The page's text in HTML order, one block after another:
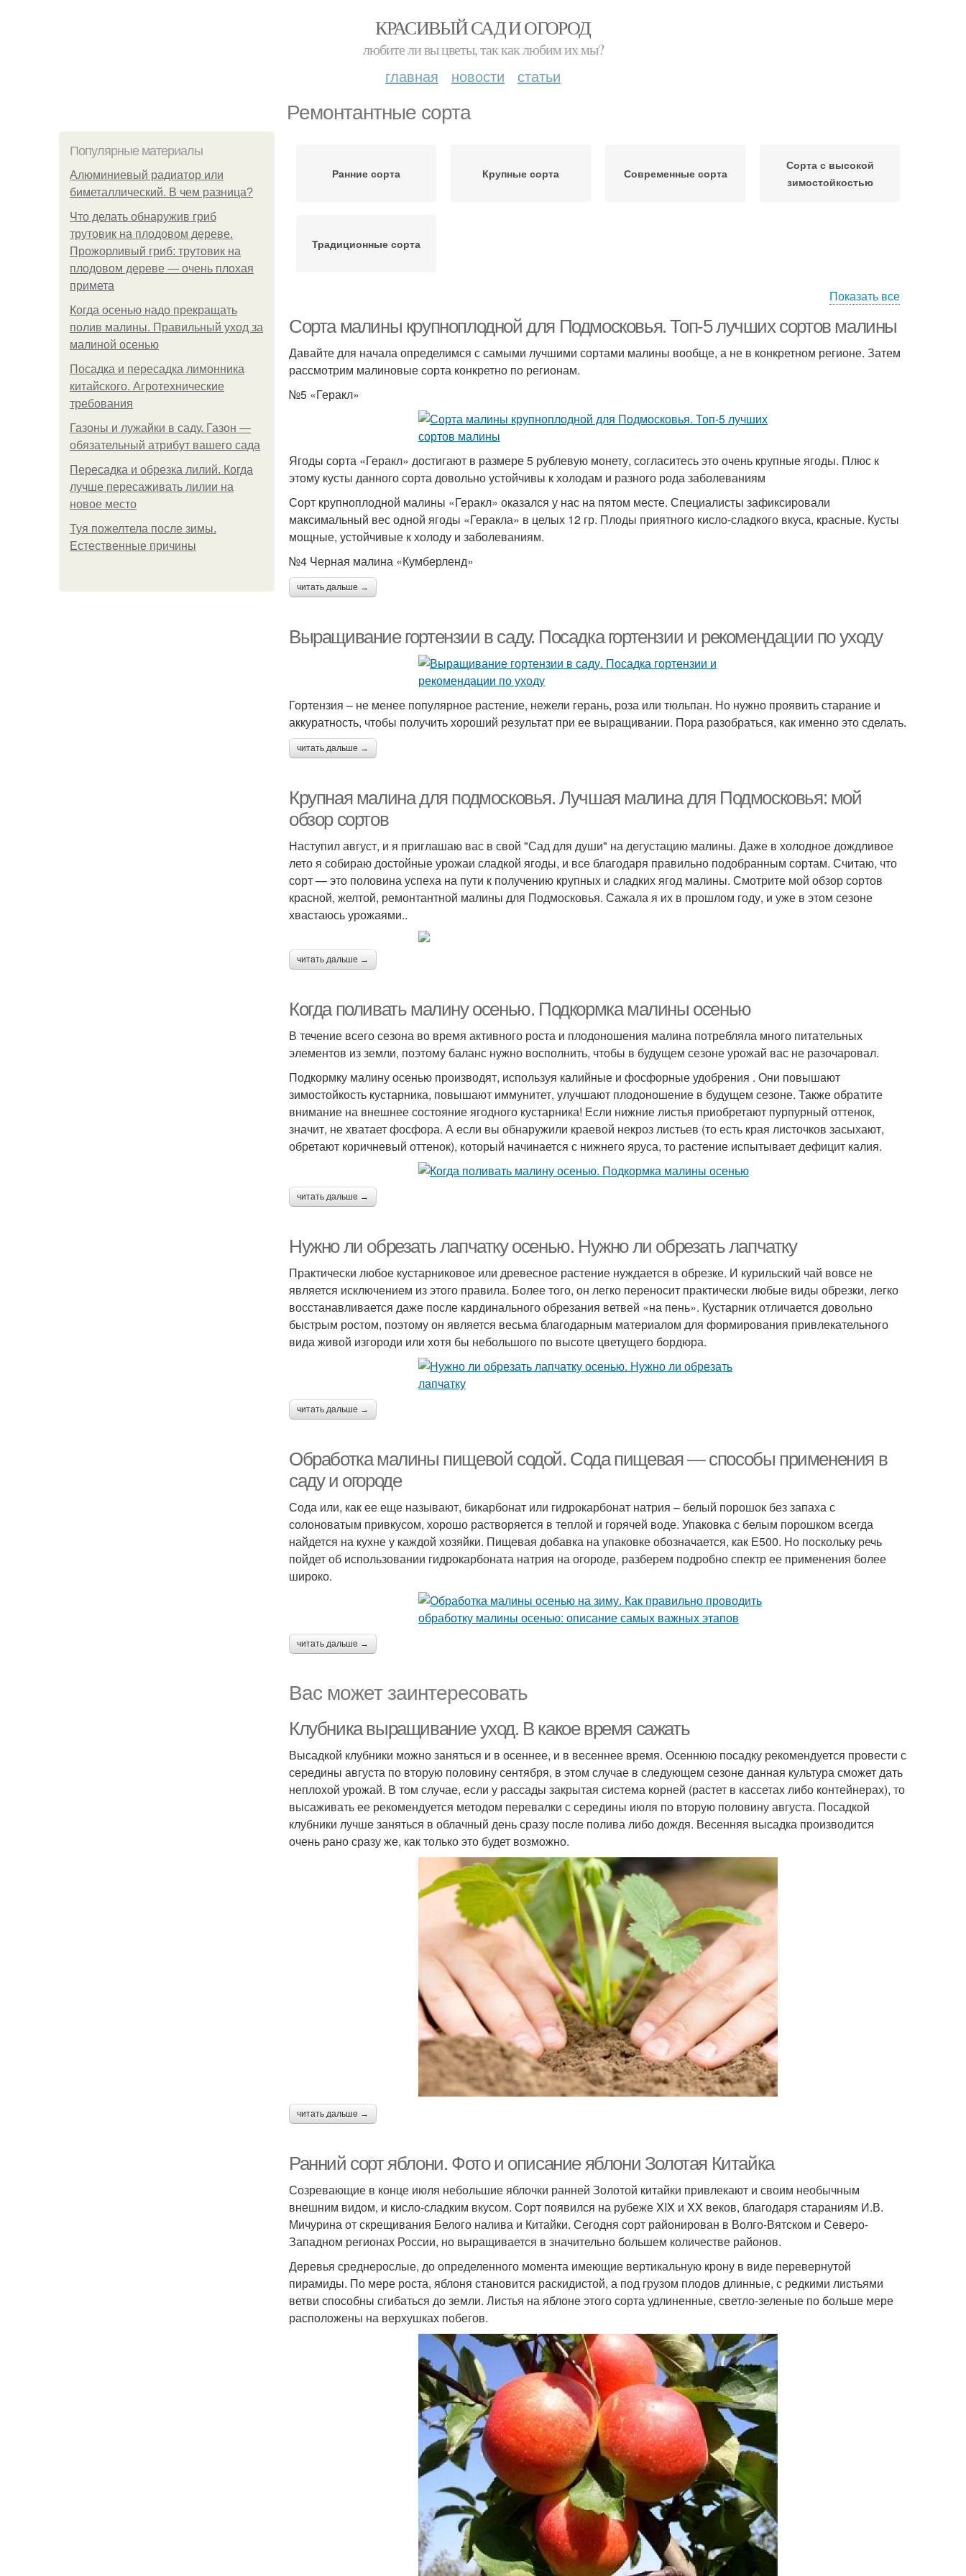
КРАСИВЫЙ САД И ОГОРОД
любите ли вы цветы, так как любим их мы?
главная новости статьи
Ремонтантные сорта
Популярные материалы
Алюминиевый радиатор или
биметаллический. В чем разница?
Что делать обнаружив гриб
трутовик на плодовом дереве.
Прожорливый гриб: трутовик на
плодовом дереве — очень плохая
примета
Когда осенью надо прекращать
полив малины. Правильный уход за
малиной осенью
Посадка и пересадка лимонника
китайского. Агротехнические
требования
Газоны и лужайки в саду. Газон —
обязательный атрибут вашего сада
Пересадка и обрезка лилий. Когда
лучше пересаживать лилии на
новое место
Туя пожелтела после зимы.
Естественные причины
Ранние сорта Крупные сорта Современные сорта
Сорта с высокой
зимостойкостью
Традиционные сорта
Показать все
Сорта малины крупноплодной для Подмосковья. Топ-5 лучших сортов малины
Давайте для начала определимся с самыми лучшими сортами малины вообще, а не в конкретном регионе. Затем
рассмотрим малиновые сорта конкретно по регионам.
№5 «Геракл»
Ягоды сорта «Геракл» достигают в размере 5 рублевую монету, согласитесь это очень крупные ягоды. Плюс к
этому кусты данного сорта довольно устойчивы к холодам и разного рода заболеваниям
Сорт крупноплодной малины «Геракл» оказался у нас на пятом месте. Специалисты зафиксировали
максимальный вес одной ягоды «Геракла» в целых 12 гр. Плоды приятного кисло-сладкого вкуса, красные. Кусты
мощные, устойчивые к холоду и заболеваниям.
№4 Черная малина «Кумберленд»
читать дальше →
Выращивание гортензии в саду. Посадка гортензии и рекомендации по уходу
Гортензия – не менее популярное растение, нежели герань, роза или тюльпан. Но нужно проявить старание и
аккуратность, чтобы получить хороший результат при ее выращивании. Пора разобраться, как именно это сделать.
читать дальше →
Крупная малина для подмосковья. Лучшая малина для Подмосковья: мой
обзор сортов
Наступил август, и я приглашаю вас в свой "Сад для души" на дегустацию малины. Даже в холодное дождливое
лето я собираю достойные урожаи сладкой ягоды, и все благодаря правильно подобранным сортам. Считаю, что
сорт — это половина успеха на пути к получению крупных и сладких ягод малины. Смотрите мой обзор сортов
красной, желтой, ремонтантной малины для Подмосковья. Сажала я их в прошлом году, и уже в этом сезоне
хвастаюсь урожаями..
читать дальше →
Когда поливать малину осенью. Подкормка малины осенью
В течение всего сезона во время активного роста и плодоношения малина потребляла много питательных
элементов из земли, поэтому баланс нужно восполнить, чтобы в будущем сезоне урожай вас не разочаровал.
Подкормку малину осенью производят, используя калийные и фосфорные удобрения . Они повышают
зимостойкость кустарника, повышают иммунитет, улучшают плодоношение в будущем сезоне. Также обратите
внимание на внешнее состояние ягодного кустарника! Если нижние листья приобретают пурпурный оттенок,
значит, не хватает фосфора. А если вы обнаружили краевой некроз листьев (то есть края листочков засыхают,
обретают коричневый оттенок), который начинается с нижнего яруса, то растение испытывает дефицит калия.
читать дальше →
Нужно ли обрезать лапчатку осенью. Нужно ли обрезать лапчатку
Практически любое кустарниковое или древесное растение нуждается в обрезке. И курильский чай вовсе не
является исключением из этого правила. Более того, он легко переносит практически любые виды обрезки, легко
восстанавливается даже после кардинального обрезания ветвей «на пень». Кустарник отличается довольно
быстрым ростом, поэтому он является весьма благодарным материалом для формирования привлекательного
вида живой изгороди или хотя бы небольшого по высоте цветущего бордюра.
читать дальше →
Обработка малины пищевой содой. Сода пищевая — способы применения в
саду и огороде
Сода или, как ее еще называют, бикарбонат или гидрокарбонат натрия – белый порошок без запаха с
солоноватым привкусом, хорошо растворяется в теплой и горячей воде. Упаковка с белым порошком всегда
найдется на кухне у каждой хозяйки. Пищевая добавка на упаковке обозначается, как Е500. Но поскольку речь
пойдет об использовании гидрокарбоната натрия на огороде, разберем подробно спектр ее применения более
широко.
читать дальше →
Вас может заинтересовать
Клубника выращивание уход. В какое время сажать
Высадкой клубники можно заняться и в осеннее, и в весеннее время. Осеннюю посадку рекомендуется провести с
середины августа по вторую половину сентября, в этом случае в следующем сезоне данная культура сможет дать
неплохой урожай. В том случае, если у рассады закрытая система корней (растет в кассетах либо контейнерах), то
высаживать ее рекомендуется методом перевалки с середины июля по вторую половину августа. Посадкой
клубники лучше заняться в облачный день сразу после полива либо дождя. Весенняя высадка производится
очень рано сразу же, как только это будет возможно.
читать дальше →
Ранний сорт яблони. Фото и описание яблони Золотая Китайка
Созревающие в конце июля небольшие яблочки ранней Золотой китайки привлекают и своим необычным
внешним видом, и кисло-сладким вкусом. Сорт появился на рубеже XIX и XX веков, благодаря стараниям И.В.
Мичурина от скрещивания Белого налива и Китайки. Сегодня сорт районирован в Волго-Вятском и Северо-
Западном регионах России, но выращивается в значительно большем количестве районов.
Деревья среднерослые, до определенного момента имеющие вертикальную крону в виде перевернутой
пирамиды. По мере роста, яблоня становится раскидистой, а под грузом плодов длинные, с редкими листьями
ветви способны сгибаться до земли. Листья на яблоне этого сорта удлиненные, светло-зеленые по больше мере
расположены на верхушках побегов.